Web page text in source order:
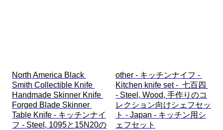
North America Black
Smith Collectible Knife
Handmade Skinner Knife
Forged Blade Skinner
Table Knife - キッチンナイ
フ - Steel, 1095と15N20の
other - キッチンナイフ -
Kitchen knife set -  七百四
- Steel, Wood, 手作りのコ
レクション向けシェフセッ
ト - Japan - キッチン用シ
ェフセット